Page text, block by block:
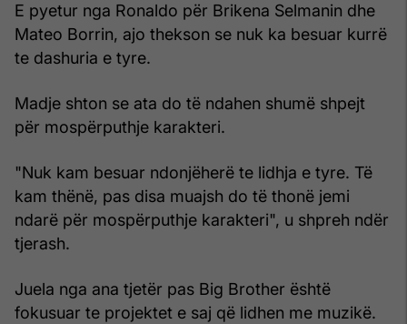
E pyetur nga Ronaldo për Brikena Selmanin dhe
Mateo Borrin, ajo thekson se nuk ka besuar kurrë
te dashuria e tyre.
Madje shton se ata do të ndahen shumë shpejt
për mospërputhje karakteri.
"Nuk kam besuar ndonjëherë te lidhja e tyre. Të
kam thënë, pas disa muajsh do të thonë jemi
ndarë për mospërputhje karakteri", u shpreh ndër
tjerash.
Juela nga ana tjetër pas Big Brother është
fokusuar te projektet e saj që lidhen me muzikë.